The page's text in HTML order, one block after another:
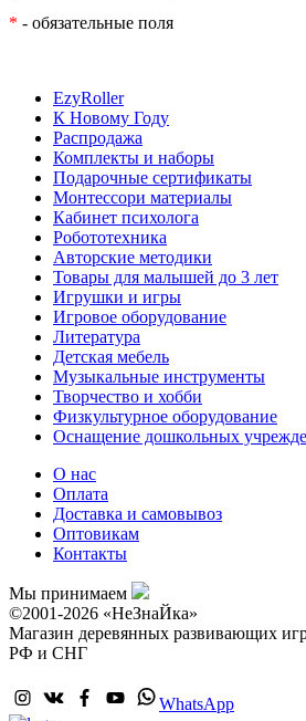
* - обязательные поля
EzyRoller
К Новому Году
Распродажа
Комплекты и наборы
Подарочные сертификаты
Монтессори материалы
Кабинет психолога
Робототехника
Авторские методики
Товары для малышей до 3 лет
Игрушки и игры
Игровое оборудование
Литература
Детская мебель
Музыкальные инструменты
Творчество и хобби
Физкультурное оборудование
Оснащение дошкольных
О нас
Оплата
Доставка и самовывоз
Оптовикам
Контакты
Мы принимаем
©2001-2026 «НеЗнаЙка»
Магазин деревянных развивающих
РФ и СНГ
WhatsApp